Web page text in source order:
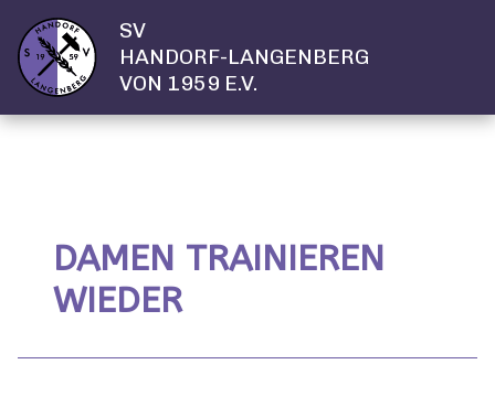
SV
HANDORF-LANGENBERG
VON 1959 E.V.
DAMEN TRAINIEREN
WIEDER